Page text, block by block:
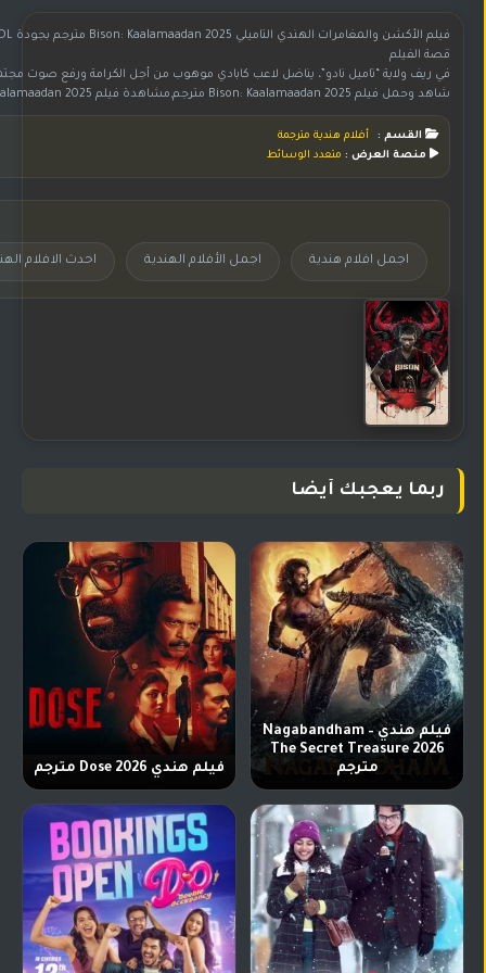
فيلم الأكشن والمغامرات الهندي التاميلي Bison: Kaalamaadan 2025 مترجم بجودة 1080p WebDL بطولة دروف فيكرام
قصة الفيلم
في ريف ولاية “تاميل نادو”، يناضل لاعب كابادي موهوب من أجل الكرامة ورفع صوت
شاهد وحمل فيلم Bison: Kaalamaadan 2025 مترجم,مشاهدة فيلم Bison: Kaalamaadan 2025 مترجم,فيلم Bison: Kaalamaadan 2025 مترجم اون لاين,تحميل الفيلم الهندي Bison: Kaalamaadan مترجم,الفيلم الهندي Bison: Kaalamaadan 2025 مترجم,فيلم هندي Bison: Kaalamaadan 2025 مترجم,مشاهدة الفيلم الهندي Bison: Kaalamaadan مترجم,فيلم Bison: Kaalamaadan مترجم على موقع جوري,فيلم Bison: Kaalamaadan مترجم,اجمل الأفلام الهندية,اجمل افلام هندية,افلام هندية 2025,احدث الافلام الهندية
القسم :
أفلام هندية مترجمة
منصة العرض : متعدد الوسائط
اجمل افلام هندية اجمل الأفلام الهندية احدث الافلام
ربما يعجبك أيضا
فيلم هندي Nagabandham –
The Secret Treasure 2026
مترجم
فيلم هندي Dose 2026 مترجم